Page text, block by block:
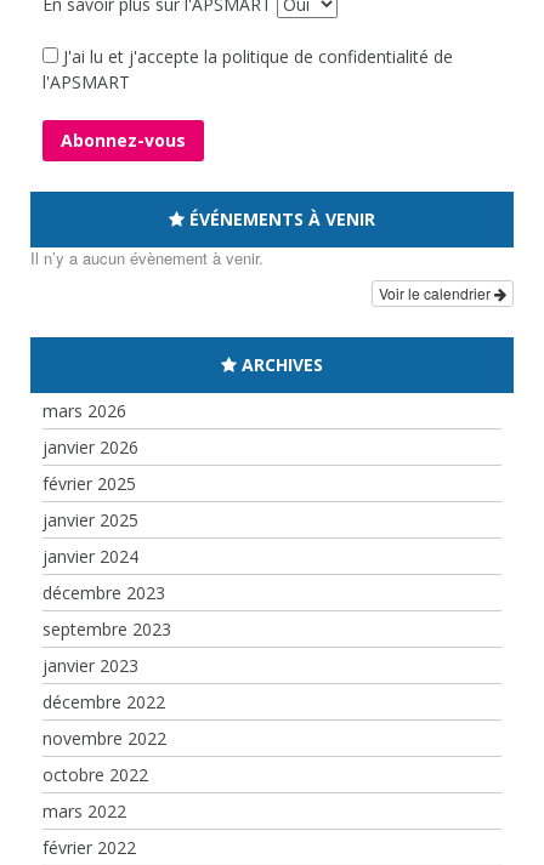
J'ai lu et j'accepte la politique de confidentialité de
l'APSMART
ÉVÉNEMENTS À VENIR
Il n’y a aucun évènement à venir.
Voir le calendrier
ARCHIVES
mars 2026
janvier 2026
février 2025
janvier 2025
janvier 2024
décembre 2023
septembre 2023
janvier 2023
décembre 2022
novembre 2022
octobre 2022
mars 2022
février 2022